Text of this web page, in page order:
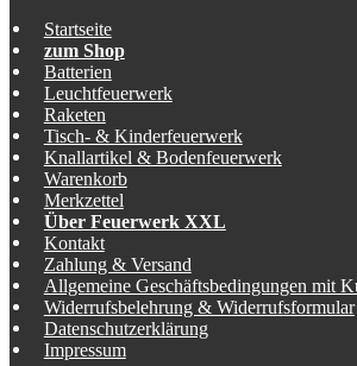
Startseite
zum Shop
Batterien
Leuchtfeuerwerk
Raketen
Tisch- & Kinderfeuerwerk
Knallartikel & Bodenfeuerwerk
Warenkorb
Merkzettel
Über Feuerwerk XXL
Kontakt
Zahlung & Versand
Allgemeine Geschäftsbedingungen mit
Widerrufsbelehrung & Widerrufsformular
Datenschutzerklärung
Impressum